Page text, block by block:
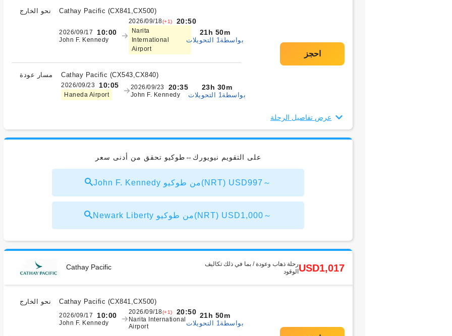
نحو الخارج Cathay Pacific (CX841,CX500)
2026/09/17 10:00
John F. Kennedy
2026/09/18(+1) 20:50
Narita
International
Airport
21h 50m
بواسطة1 التحويلات
مسار عودة Cathay Pacific (CX543,CX840)
2026/09/23 10:05
Haneda Airport
2026/09/23 20:35
John F. Kennedy
23h 30m
بواسطة1 التحويلات
عرض تفاصيل الرحلة
على التقويم نيويورك⇔طوكيو تحقق من أدنى سعر
John F. Kennedy من طوكيو(NRT) USD997～
Newark Liberty من طوكيو(NRT) USD1,000～
Cathay Pacific
رحلة ذهاب وعودة / بما في ذلك تكاليف
الوقودUSD1,017
نحو الخارج Cathay Pacific (CX841,CX500)
2026/09/17 10:00
John F. Kennedy
2026/09/18(+1) 20:50
Narita International
Airport
21h 50m
بواسطة1 التحويلات